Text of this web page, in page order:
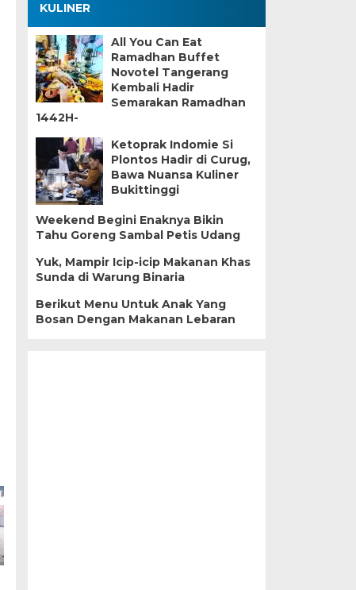
KULINER
All You Can Eat
Ramadhan Buffet
Novotel Tangerang
Kembali Hadir
Semarakan Ramadhan
1442H-
Ketoprak Indomie Si
Plontos Hadir di Curug,
Bawa Nuansa Kuliner
Bukittinggi
Weekend Begini Enaknya Bikin
Tahu Goreng Sambal Petis Udang
Yuk, Mampir Icip-icip Makanan Khas
Sunda di Warung Binaria
Berikut Menu Untuk Anak Yang
Bosan Dengan Makanan Lebaran